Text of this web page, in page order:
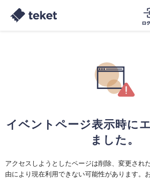
イベントページ表示時に
ました。
アクセスしようとしたページは削除、変更され
由により現在利用できない可能性があります。